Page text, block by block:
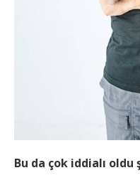
Bu da çok iddialı